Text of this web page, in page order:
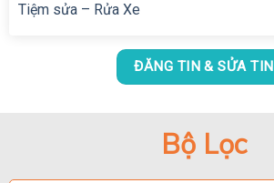
Tiệm sửa – Rửa Xe
ĐĂNG TIN & SỬA TIN
Bộ Lọc